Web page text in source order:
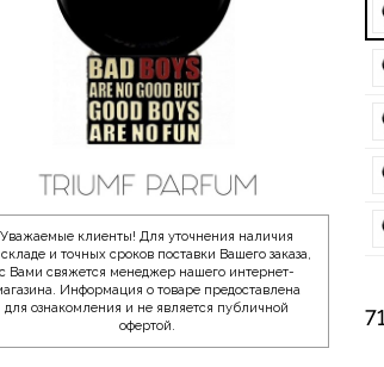
Уважаемые клиенты! Для уточнения наличия
и точных сроков поставки Вашего заказа,
с Вами свяжется менеджер нашего интернет-
Информация о товаре предоставлена
для ознакомления и не является публичной
офертой.